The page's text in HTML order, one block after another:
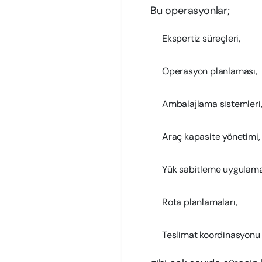
Bu operasyonlar;
Ekspertiz süreçleri,
Operasyon planlaması,
Ambalajlama sistemleri,
Araç kapasite yönetimi,
Yük sabitleme
Rota planlamaları,
Teslimat koordinasyonu